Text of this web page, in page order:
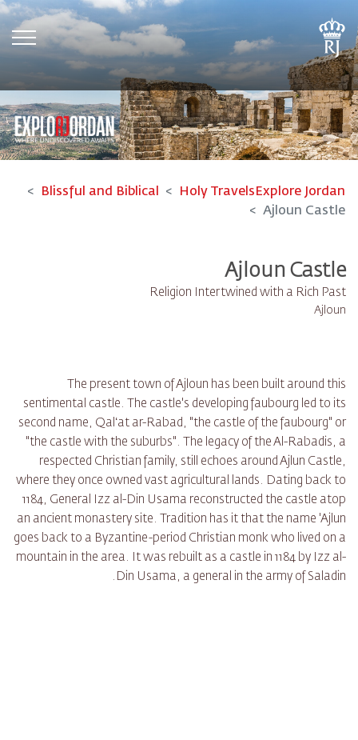
Explore Jordan
Holy Travels
Blissful and Biblical
Ajloun Castle
Ajloun Castle
Religion Intertwined with a Rich Past
Ajloun
The present town of Ajloun has been built around this
sentimental castle. The castle's developing faubourg led to its
second name, Qalʻat ar-Rabad, "the castle of the faubourg" or
"the castle with the suburbs". The legacy of the Al-Rabadis, a
respected Christian family, still echoes around Ajlun Castle,
where they once owned vast agricultural lands. Dating back to
1184, General Izz al-Din Usama reconstructed the castle atop
an ancient monastery site. Tradition has it that the name 'Ajlun
goes back to a Byzantine-period Christian monk who lived on a
mountain in the area. It was rebuilt as a castle in 1184 by Izz al-
Din Usama, a general in the army of Saladin.